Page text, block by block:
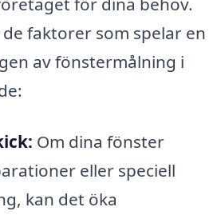
faktorer som spelar en
av fönstermålning i
Om dina fönster
eller speciell
kan det öka